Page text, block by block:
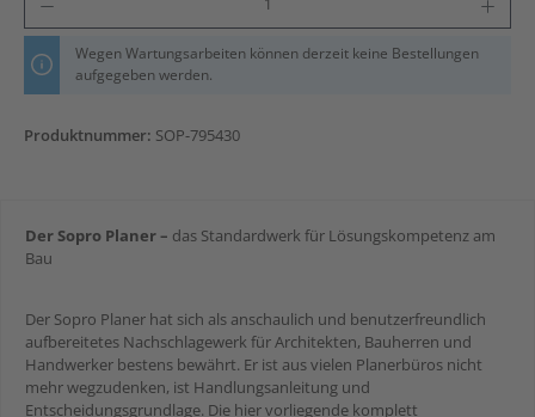
Wegen Wartungsarbeiten können derzeit keine Bestellungen
aufgegeben werden.
Produktnummer: SOP-795430
Der Sopro Planer – das Standardwerk für Lösungskompetenz am
Bau
Der Sopro Planer hat sich als anschaulich und benutzerfreundlich
aufbereitetes Nachschlagewerk für Architekten, Bauherren und
Handwerker bestens bewährt. Er ist aus vielen Planerbüros nicht
mehr wegzudenken, ist Handlungsanleitung und
Entscheidungsgrundlage. Die hier vorliegende komplett